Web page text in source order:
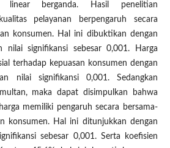
linear berganda. Hasil penelitian
pelayanan berpengaruh secara
konsumen. Hal ini dibuktikan dengan
nilai signifikansi sebesar 0,001. Harga
terhadap kepuasan konsumen dengan
nilai signifikansi 0,001. Sedangkan
maka dapat disimpulkan bahwa
memiliki pengaruh secara bersama-
konsumen. Hal ini ditunjukkan dengan
sebesar 0,001. Serta koefisien